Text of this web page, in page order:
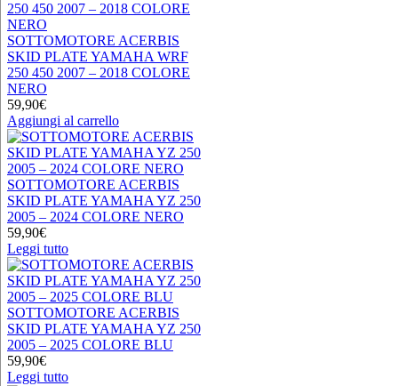
SOTTOMOTORE ACERBIS
SKID PLATE YAMAHA WRF
250 450 2007 – 2018 COLORE
NERO
59,90€
Aggiungi al carrello
SOTTOMOTORE ACERBIS
SKID PLATE YAMAHA YZ 250
2005 – 2024 COLORE NERO
59,90€
Leggi tutto
SOTTOMOTORE ACERBIS
SKID PLATE YAMAHA YZ 250
2005 – 2025 COLORE BLU
59,90€
Leggi tutto